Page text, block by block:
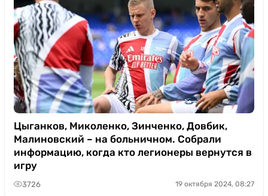
Цыганков, Миколенко, Зинченко, Довбик,
Малиновский – на больничном. Собрали
информацию, когда кто легионеры вернутся в
игру
3726 19 октября 2024, 08:27